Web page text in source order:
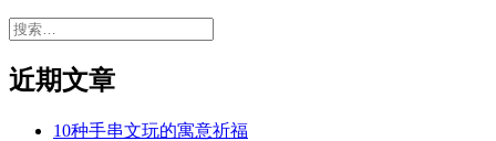
搜
近期文章
10种手串文玩的寓意祈福